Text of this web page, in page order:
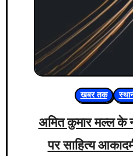
खबर तक
अमित कुमार मल्ल के
पर साहित्य